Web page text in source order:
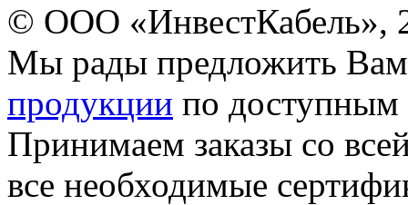
© ООО «ИнвестКабель»,
Мы рады предложить
продукции по доступным
Принимаем заказы со
все необходимые